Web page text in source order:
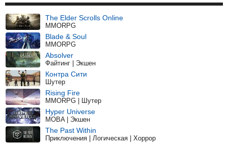
The Elder Scrolls Online
MMORPG
Blade & Soul
MMORPG
Absolver
Файтинг | Экшен
Контра Сити
Шутер
Rising Fire
MMORPG | Шутер
Hyper Universe
MOBA | Экшен
The Past Within
Приключения | Логическая | Хоррор